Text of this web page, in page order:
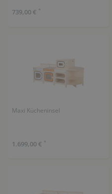
739,00 € *
Maxi Kücheninsel
1.699,00 € *